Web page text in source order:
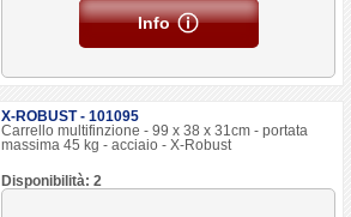
Info
X-ROBUST - 101095
Carrello multifinzione - 99 x 38 x 31cm - portata
massima 45 kg - acciaio - X-Robust
Disponibilità: 2